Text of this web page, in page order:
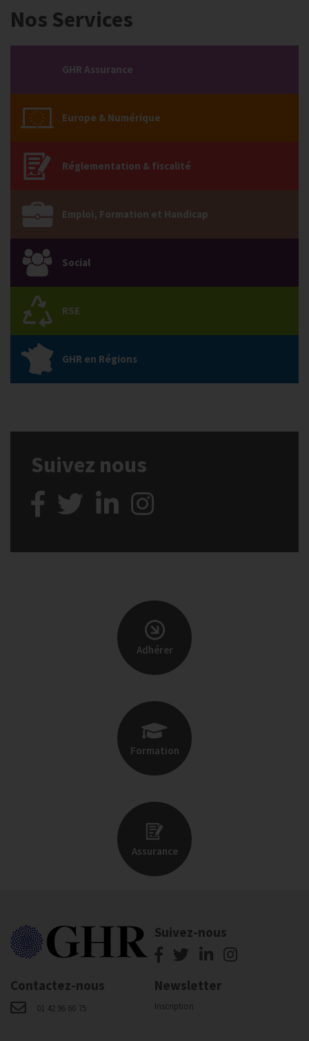
Nos Services
GHR Assurance
Europe & Numérique
Réglementation & fiscalité
Emploi, Formation et Handicap
Social
RSE
GHR en Régions
Suivez nous
Adhérer
Formation
Assurance
Suivez-nous
Contactez-nous
01 42 96 60 75
Newsletter
Inscription